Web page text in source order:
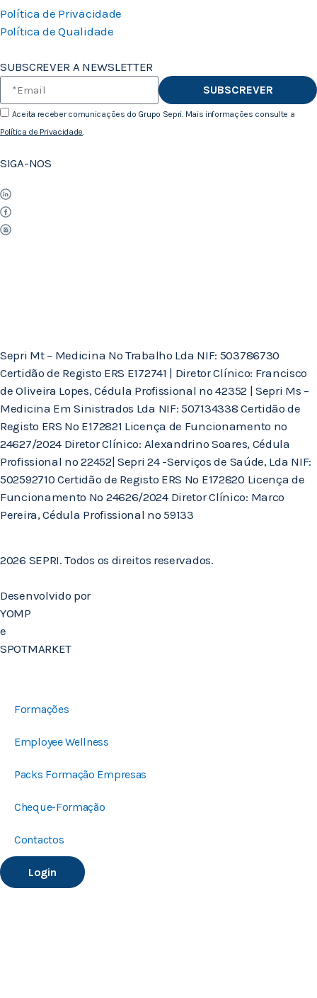
Política de Privacidade
Política de Qualidade
SUBSCREVER A NEWSLETTER
Aceita receber comunicações do Grupo Sepri. Mais informações consulte a
Política de Privacidade
SUBSCREVER
SIGA-NOS
Sepri Mt – Medicina No Trabalho Lda NIF: 503786730
Certidão de Registo ERS E172741 | Diretor Clínico: Francisco
de Oliveira Lopes, Cédula Profissional nº 42352 | Sepri Ms –
Medicina Em Sinistrados Lda NIF: 507134338 Certidão de
Registo ERS Nº E172821 Licença de Funcionamento nº
24627/2024 Diretor Clínico: Alexandrino Soares, Cédula
Profissional nº 22452| Sepri 24 -Serviços de Saúde, Lda NIF:
502592710 Certidão de Registo ERS Nº E172820 Licença de
Funcionamento Nº 24626/2024 Diretor Clínico: Marco
Pereira, Cédula Profissional nº 59133
2026 SEPRI. Todos os direitos reservados.
Desenvolvido por
YOMP
e
SPOTMARKET
Formações
Employee Wellness
Packs Formação Empresas
Cheque-Formação
Contactos
Login